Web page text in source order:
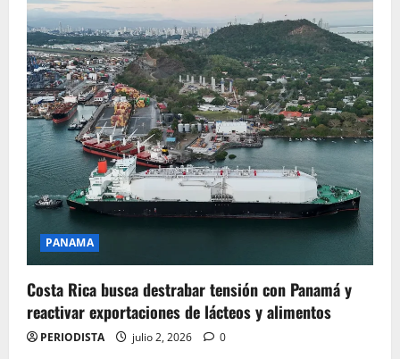
PANAMA
Costa Rica busca destrabar tensión con Panamá y
reactivar exportaciones de lácteos y alimentos
PERIODISTA julio 2, 2026 0